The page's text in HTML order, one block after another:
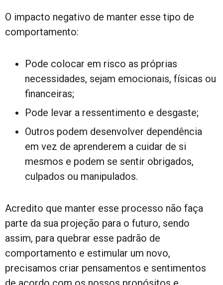
O impacto negativo de manter esse tipo de
comportamento:
Pode colocar em risco as próprias
necessidades, sejam emocionais, físicas ou
financeiras;
Pode levar a ressentimento e desgaste;
Outros podem desenvolver dependência
em vez de aprenderem a cuidar de si
mesmos e podem se sentir obrigados,
culpados ou manipulados.
Acredito que manter esse processo não faça
parte da sua projeção para o futuro, sendo
assim, para quebrar esse padrão de
comportamento e estimular um novo,
precisamos criar pensamentos e sentimentos